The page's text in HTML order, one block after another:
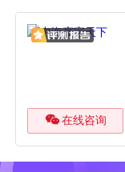
在线咨询